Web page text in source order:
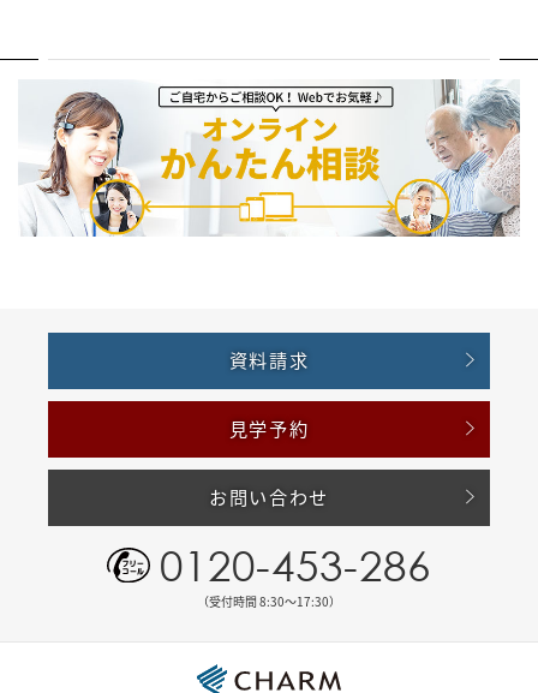
資料請求
見学予約
お問い合わせ
0120-453-286
（受付時間 8:30〜17:30）